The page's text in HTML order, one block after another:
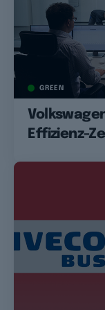
GREEN
Effizienz-